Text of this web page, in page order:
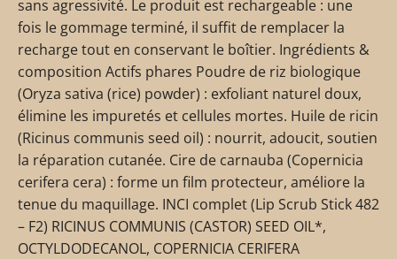
sans agressivité. Le produit est rechargeable : une
fois le gommage terminé, il suffit de remplacer la
recharge tout en conservant le boîtier. Ingrédients &
composition Actifs phares Poudre de riz biologique
(Oryza sativa (rice) powder) : exfoliant naturel doux,
élimine les impuretés et cellules mortes. Huile de ricin
(Ricinus communis seed oil) : nourrit, adoucit, soutien
la réparation cutanée. Cire de carnauba (Copernicia
cerifera cera) : forme un film protecteur, améliore la
tenue du maquillage. INCI complet (Lip Scrub Stick 482
– F2) RICINUS COMMUNIS (CASTOR) SEED OIL*,
OCTYLDODECANOL, COPERNICIA CERIFERA